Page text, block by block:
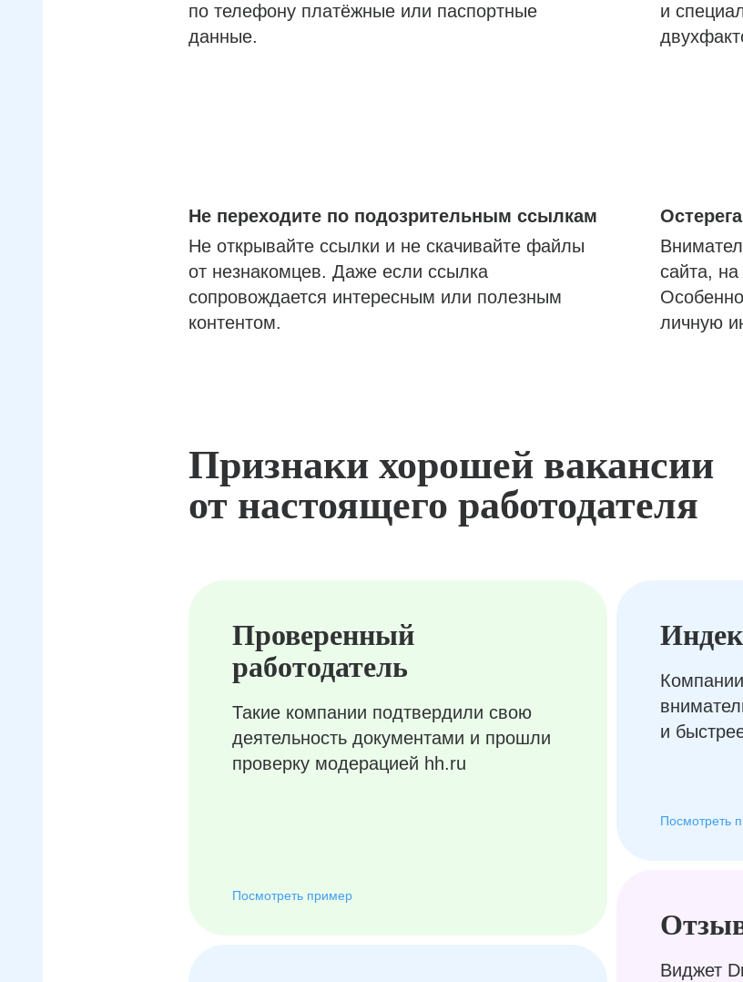
по телефону платёжные или паспортные
данные.
и
Не переходите по подозрительным ссылкам
Не открывайте ссылки и не скачивайте файлы
от незнакомцев. Даже если ссылка
сопровождается интересным или полезным
контентом.
сайта,
личную
Признаки хорошей вакансии
от настоящего работодателя
Проверенный
работодатель
Такие компании подтвердили свою
деятельность документами и прошли
проверку модерацией hh.ru
Посмотреть пример
Виджет
и
Посмотреть